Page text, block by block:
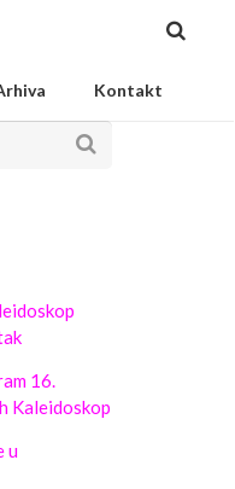
Kontakt
16.
Kaleidoskop
u